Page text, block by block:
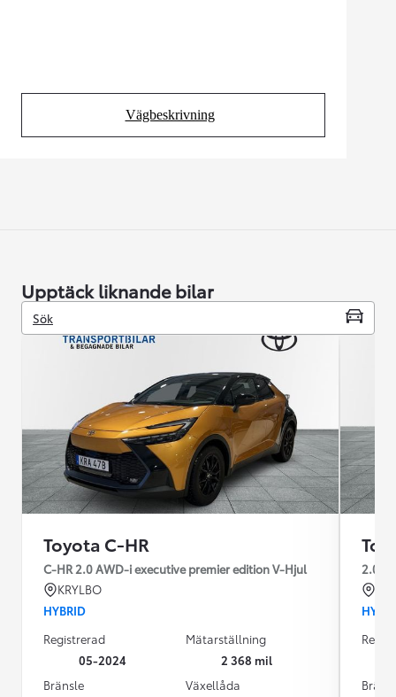
Vägbeskrivning
(Opens in new tab)
Upptäck liknande bilar
Sök
Toyota C-HR
C-HR 2.0 AWD-i executive premier edition V-Hjul
KRYLBO
HYBRID
Registrerad
05-2024
Mätarställning
2 368 mil
Bränsle
Växellåda
2.0